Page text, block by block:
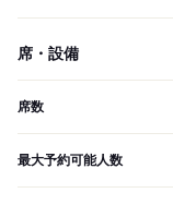
席・設備
席数
最大予約可能人数